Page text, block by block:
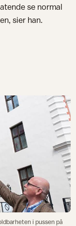
se normal
sier han.
i pussen på